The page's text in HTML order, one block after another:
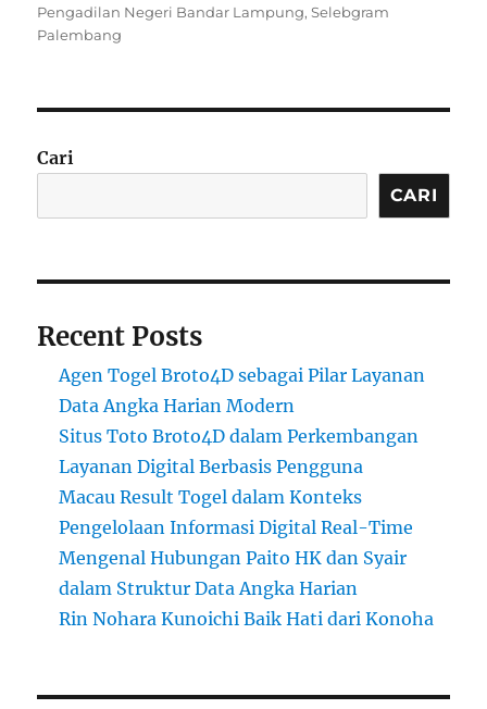
on
Pengadilan Negeri Bandar Lampung,Selebgram
Palembang
Cari
CARI
Recent Posts
Agen Togel Broto4D sebagai Pilar Layanan
Data Angka Harian Modern
Situs Toto Broto4D dalam Perkembangan
Layanan Digital Berbasis Pengguna
Macau Result Togel dalam Konteks
Pengelolaan Informasi Digital Real-Time
Mengenal Hubungan Paito HK dan Syair
dalam Struktur Data Angka Harian
Rin Nohara Kunoichi Baik Hati dari Konoha